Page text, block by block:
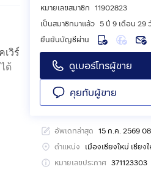
วิร์
ด้
หมายเลขสมาชิก 11902823
เป็นสมาชิกมาแล้ว 5 ปี 9 เดือน 29
ยืนยันบัญชีผ่าน
ดูเบอร์โทรผู้ขาย
คุยกับผู้ขาย
อัพเดทล่าสุด 15 ก.ค. 2569
ตำแหน่ง เมืองเชียงใหม่ เชียง
หมายเลขประกาศ 371123303